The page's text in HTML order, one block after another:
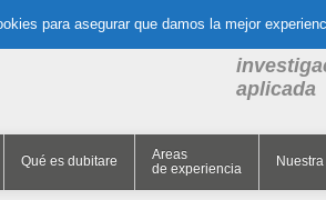
aplicada
Qué es dubitare
Areas
de experiencia
para asegurar que damos la mejor